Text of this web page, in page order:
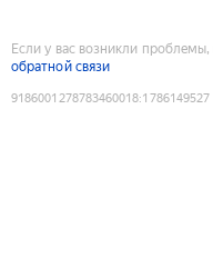
Если у вас возникли
обратной связи
9186001278783460018:1786149527